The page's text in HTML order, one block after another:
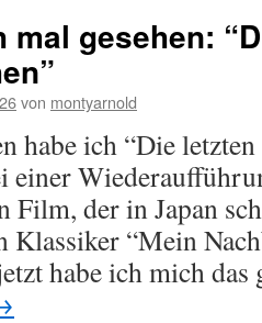
mal gesehen:
von montyarnold
habe ich “Die
einer
Film, der in Japan
Klassiker “Mein
habe ich mich